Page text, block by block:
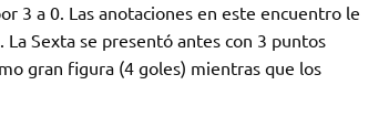
3 a 0. Las anotaciones en este encuentro le
Sexta se presentó antes con 3 puntos
gran figura (4 goles) mientras que los